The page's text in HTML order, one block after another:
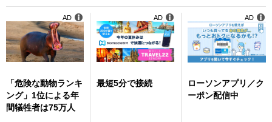
「危険な動物ランキ
ング」1位による年
間犠牲者は75万人
AD
最短5分で接続
AD
ローソンアプリ／ク
ーポン配信中
AD